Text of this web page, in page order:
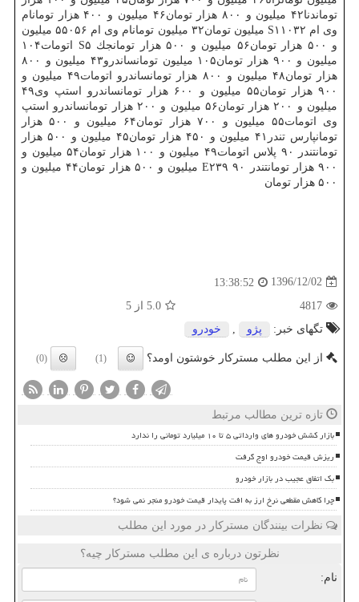
توماندنا۴۲ میلیون و ۸۰۰ هزار تومان۴۶ میلیون و ۴۰۰ هزار تومانام
وی ام S۱۱۰۳۲ میلیون تومان۳۲ میلیون تومانام وی ام ۵۵۰۵۶ میلیون
و ۵۰۰ هزار تومان۵۶ میلیون و ۵۰۰ هزار تومانجك S۵ اتومات۱۰۴
میلیون و ۹۰۰ هزار تومان۱۰۵ میلیون تومانساندرو۴۳ میلیون و ۸۰۰
هزار تومان۴۸ میلیون و ۸۰۰ هزار تومانساندرو اتومات۴۹ میلیون و
۹۰۰ هزار تومان۵۵ میلیون و ۶۰۰ هزار تومانساندرو استپ وی۴۹
میلیون و ۲۰۰ هزار تومان۵۶ میلیون و ۲۰۰ هزار تومانساندرو استپ
وی اتومات۵۵ میلیون و ۷۰۰ هزار تومان۶۴ میلیون و ۵۰۰ هزار
تومانپارس تندر۴۱ میلیون و ۴۵۰ هزار تومان۴۵ میلیون و ۵۰۰ هزار
تومانتندر ۹۰ پلاس اتومات۴۹ میلیون و ۱۰۰ هزار تومان۵۴ میلیون و
۹۰۰ هزار تومانتندر ۹۰ E۲۳۹ میلیون و ۵۰۰ هزار تومان۴۴ میلیون و
۵۰۰ هزار تومان
1396/12/02
13:38:52
4817
5.0 از 5
تگهای خبر:
پژو خودرو
از این مطلب مسترکار خوشتون اومد؟ (1)
(0)
تازه ترین مطالب مرتبط
بازار کشش خودرو های وارداتی ۵ تا ۱۰ میلیارد تومانی را ندارد
ریزش قیمت خودرو اوج گرفت
بک اتفاق عجیب در بازار خودرو
چرا کاهش مقطعی نرخ ارز به افت پایدار قیمت خودرو منجر نمی شود؟
نظرات بینندگان مسترکار در مورد این مطلب
نظرتون درباره ی این مطلب مسترکار چیه؟
نام: